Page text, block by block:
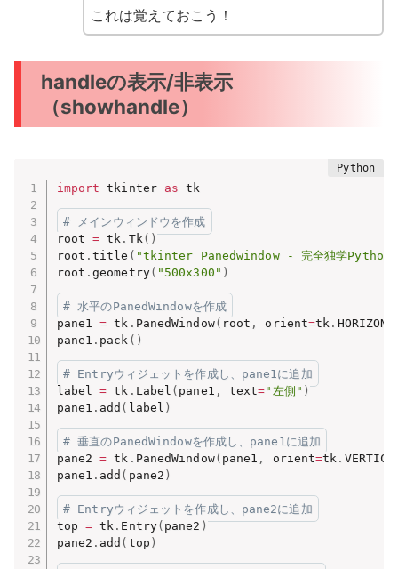
これは覚えておこう！
handleの表示/非表示
（showhandle）
import tkinter as tk
# メインウィンドウを作成
root = tk . Tk ( )
root .title ( "tkinter Panedwindow - 完全独学Python"
root .geometry( "500x300" )
# 水平のPanedWindowを作成
pane1 = tk . PanedWindow( root , orient=tk .
pane1 . pack ( )
# Entryウィジェットを作成し、pane1に追加
label = tk . Label ( pane1 , text="左側" )
pane1 . add ( label )
# 垂直のPanedWindowを作成し、pane1に追加
pane2 = tk . PanedWindow( pane1 , orient=tk .
pane1 . add ( pane2 )
# Entryウィジェットを作成し、pane2に追加
top = tk . Entry( pane2 )
pane2 . add ( top )